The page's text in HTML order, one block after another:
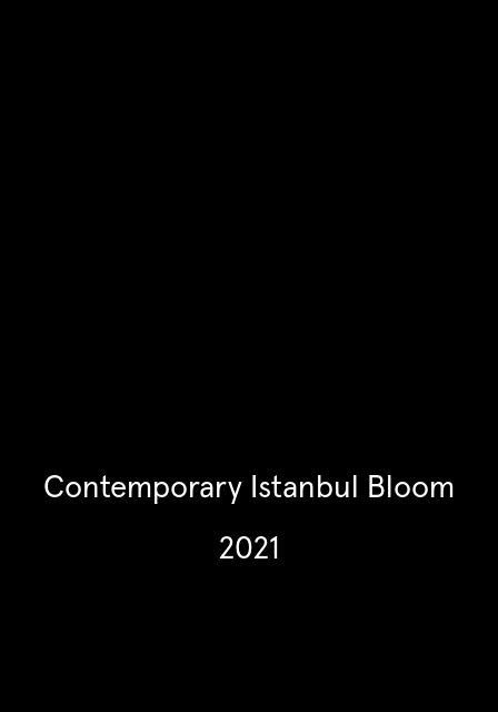
Contemporary Istanbul Bloom
2021